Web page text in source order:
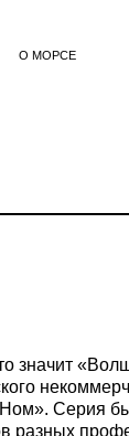
значит
Серия
разных